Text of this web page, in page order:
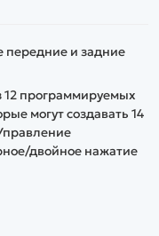
и задние
программируемых
могут создавать 14
двойное нажатие